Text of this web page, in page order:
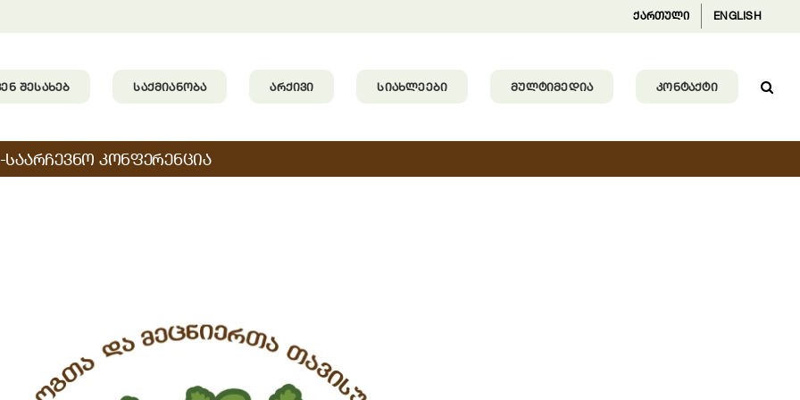
ქართული ENGLISH
ᲨᲔᲡᲐᲮᲔᲑ ᲡᲐᲥᲛᲘᲐᲜᲝᲑᲐ ᲐᲠᲥᲘᲕᲘ ᲡᲘᲐᲮᲚᲔᲔᲑᲘ ᲛᲣᲚᲢᲘᲛᲔᲓᲘᲐ ᲙᲝᲜᲢᲐᲥᲢᲘ
ᲙᲝᲜᲤᲔᲠᲔᲜᲪᲘᲐ